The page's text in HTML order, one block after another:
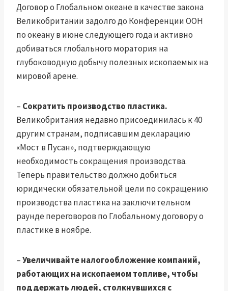
Договор о Глобальном океане в качестве закона
Великобритании задолго до Конференции ООН
по океану в июне следующего года и активно
добиваться глобального моратория на
глубоководную добычу полезных ископаемых на
мировой арене.
– Сократить производство пластика.
Великобритания недавно присоединилась к 40
другим странам, подписавшим декларацию
«Мост в Пусан», подтверждающую
необходимость сокращения производства.
Теперь правительство должно добиться
юридически обязательной цели по сокращению
производства пластика на заключительном
раунде переговоров по Глобальному договору о
пластике в ноябре.
–Увеличивайте налогообложение компаний,
работающих на ископаемом топливе, чтобы
поддержать людей, столкнувшихся с